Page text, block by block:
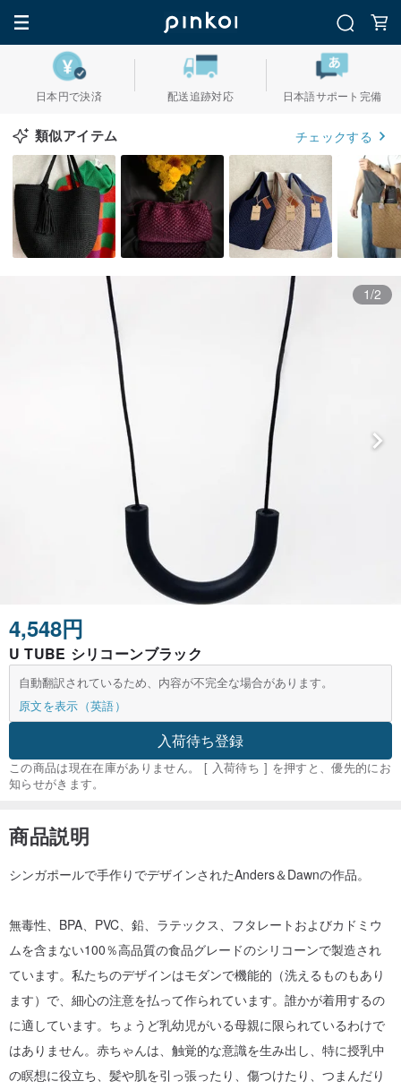
日本円で決済 配送追跡対応 日本語サポート完備
類似アイテム チェックする
1/2
4,548円
U TUBE シリコーンブラック
自動翻訳されているため、内容が不完全な場合があります。
原文を表示（英語）
入荷待ち登録
この商品は現在在庫がありません。 [ 入荷待ち ] を押すと、優先的にお
知らせがきます。
商品説明
シンガポールで手作りでデザインされたAnders＆Dawnの作品。
無毒性、BPA、PVC、鉛、ラテックス、フタレートおよびカドミウ
ムを含まない100％高品質の食品グレードのシリコーンで製造され
ています。私たちのデザインはモダンで機能的（洗えるものもあり
ます）で、細心の注意を払って作られています。誰かが着用するの
に適しています。ちょうど乳幼児がいる母親に限られているわけで
はありません。赤ちゃんは、触覚的な意識を生み出し、特に授乳中
の瞑想に役立ち、髪や肌を引っ張ったり、傷つけたり、つまんだり